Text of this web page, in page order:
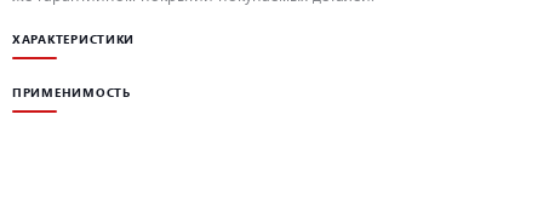
ХАРАКТЕРИСТИКИ
ПРИМЕНИМОСТЬ